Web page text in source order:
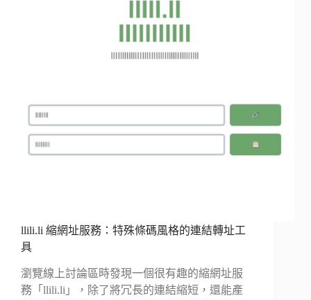
llili.li 縮網址服務：特殊條碼風格的連結轉址工
具
瀏覽線上討論區時發現一個很有趣的縮網址服
務「llili.li」，除了將冗長的連結縮短，還能產